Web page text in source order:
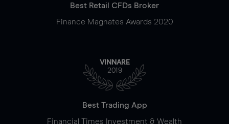
Best Retail CFDs Broker
Finance Magnates Awards 2020
VINNARE
2019
Best Trading App
Financial Times Investment & Wealth